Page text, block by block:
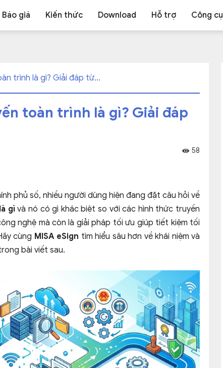
Báo giá Kiến thức Download Hỗ trợ Công cụ
trình là gì? Giải đáp từ...
toàn trình là gì? Giải đáp
58
phủ số, nhiều người dùng hiện đang đặt câu hỏi về
gì và nó có gì khác biệt so với các hình thức truyền
nghệ mà còn là giải pháp tối ưu giúp tiết kiệm tối
cùng MISA eSign tìm hiểu sâu hơn về khái niệm và
bài viết sau.